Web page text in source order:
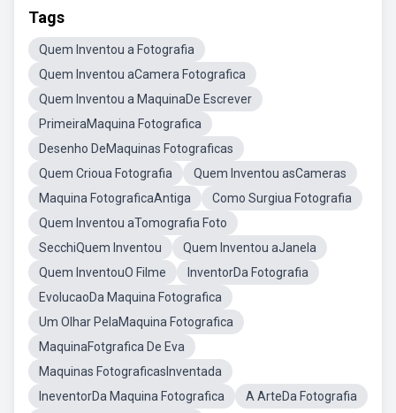
Tags
Quem Inventou a Fotografia
Quem Inventou aCamera Fotografica
Quem Inventou a MaquinaDe Escrever
PrimeiraMaquina Fotografica
Desenho DeMaquinas Fotograficas
Quem Crioua Fotografia
Quem Inventou asCameras
Maquina FotograficaAntiga
Como Surgiua Fotografia
Quem Inventou aTomografia Foto
SecchiQuem Inventou
Quem Inventou aJanela
Quem InventouO Filme
InventorDa Fotografia
EvolucaoDa Maquina Fotografica
Um Olhar PelaMaquina Fotografica
MaquinaFotgrafica De Eva
Maquinas FotograficasInventada
IneventorDa Maquina Fotografica
A ArteDa Fotografia